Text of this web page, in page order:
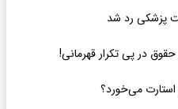
پزشکی رد شد
در پی تکرار قهرمانی!
استارت می‌خورد؟